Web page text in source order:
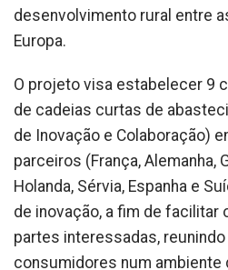
desenvolvimento rural entre
Europa.
O projeto visa estabelecer 9
de cadeias curtas de
de Inovação e Colaboração)
parceiros (França, Alemanha,
Holanda, Sérvia, Espanha e
de inovação, a fim de facilitar
partes interessadas,
consumidores num ambiente